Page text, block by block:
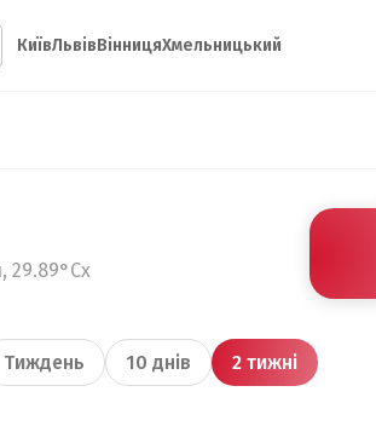
КиївЛьвівВінницяХмельницький
29.89°Сх
Тиждень 10 днів 2 тижні